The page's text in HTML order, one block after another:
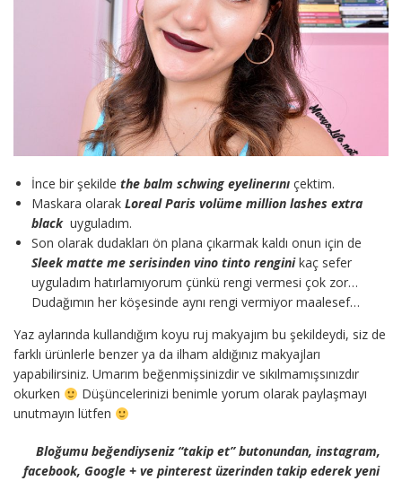
İnce bir şekilde the balm schwing eyelinerını çektim.
Maskara olarak Loreal Paris volüme million lashes extra
black uyguladım.
Son olarak dudakları ön plana çıkarmak kaldı onun için de
Sleek matte me serisinden vino tinto rengini kaç sefer
uyguladım hatırlamıyorum çünkü rengi vermesi çok zor…
Dudağımın her köşesinde aynı rengi vermiyor maalesef…
Yaz aylarında kullandığım koyu ruj makyajım bu şekildeydi, siz de
farklı ürünlerle benzer ya da ilham aldığınız makyajları
yapabilirsiniz. Umarım beğenmişsinizdir ve sıkılmamışsınızdır
okurken
Düşüncelerinizi benimle yorum olarak paylaşmayı
unutmayın lütfen
Bloğumu beğendiyseniz “takip et” butonundan, instagram,
facebook, Google + ve pinterest üzerinden takip ederek yeni